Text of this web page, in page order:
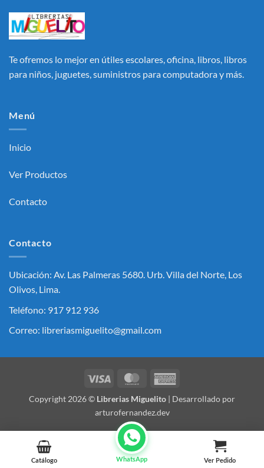
Te ofremos lo mejor en útiles escolares, oficina, libros, libros
para niños, juguetes, suministros para computadora y más.
Menú
Inicio
Ver Productos
Contacto
Contacto
Ubicación: Av. Las Palmeras 5680. Urb. Villa del Norte, Los
Olivos, Lima.
Teléfono: 917 912 936
Correo: libreriasmiguelito@gmail.com
Catálogo WhatsApp Ver Pedido
Visa MasterCard
Copyright 2026 © Librerias Miguelito | Desarrollado por
arturofernandez.dev